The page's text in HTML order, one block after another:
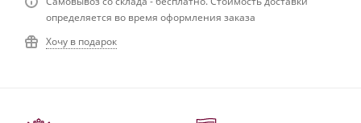
определяется во время оформления заказа
Хочу в подарок